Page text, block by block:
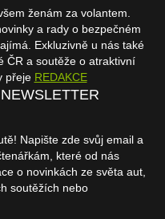
ženám za volantem.
a rady o bezpečném
Exkluzivně u nás také
ČR a soutěže o atraktivní
přeje REDAKCE
Napište zde svůj email a
které od nás
o novinkách ze světa aut,
soutěžích nebo